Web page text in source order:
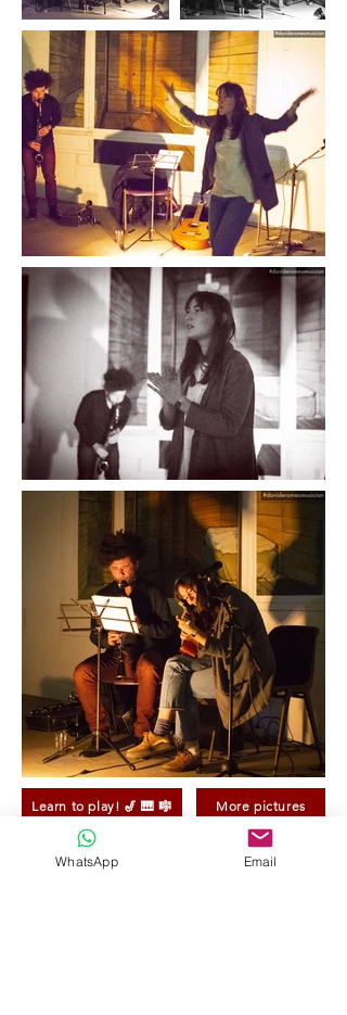
Learn to play! 🎷 🎹 🎼 More pictures
Hire me as a photographer! 📸
WhatsApp Email